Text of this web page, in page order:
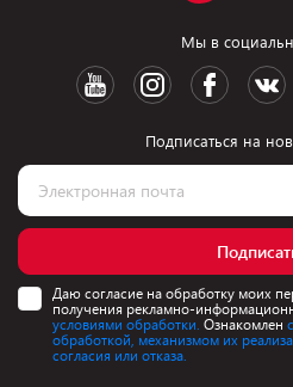
Мы в
Подписаться на
Даю согласие на обработку моих
получения рекламно-
условиями обработки. Ознакомлен
обработкой, механизмом их
согласия или отказа.